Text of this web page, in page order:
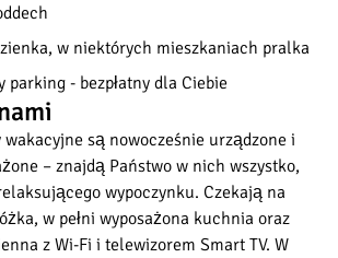
w niektórych mieszkaniach pralka
parking - bezpłatny dla Ciebie
są nowocześnie urządzone i
– znajdą Państwo w nich wszystko,
wypoczynku. Czekają na
w pełni wyposażona kuchnia oraz
z Wi-Fi i telewizorem Smart TV. W